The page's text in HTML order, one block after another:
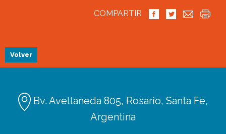
COMPARTIR
Volver
Bv. Avellaneda 805, Rosario, Santa Fe,
Argentina